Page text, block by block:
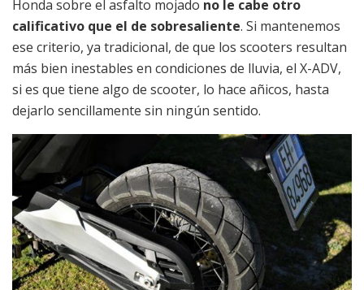
Honda sobre el asfalto mojado no le cabe otro
calificativo que el de sobresaliente. Si mantenemos
ese criterio, ya tradicional, de que los scooters resultan
más bien inestables en condiciones de lluvia, el X-ADV,
si es que tiene algo de scooter, lo hace añicos, hasta
dejarlo sencillamente sin ningún sentido.